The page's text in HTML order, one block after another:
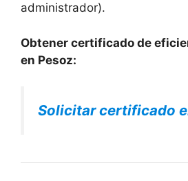
administrador).
Obtener certificado de
en Pesoz:
Solicitar certificado